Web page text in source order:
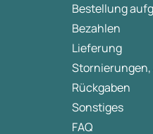
Bestellung
Bezahlen
Lieferung
Rückgaben
Sonstiges
FAQ